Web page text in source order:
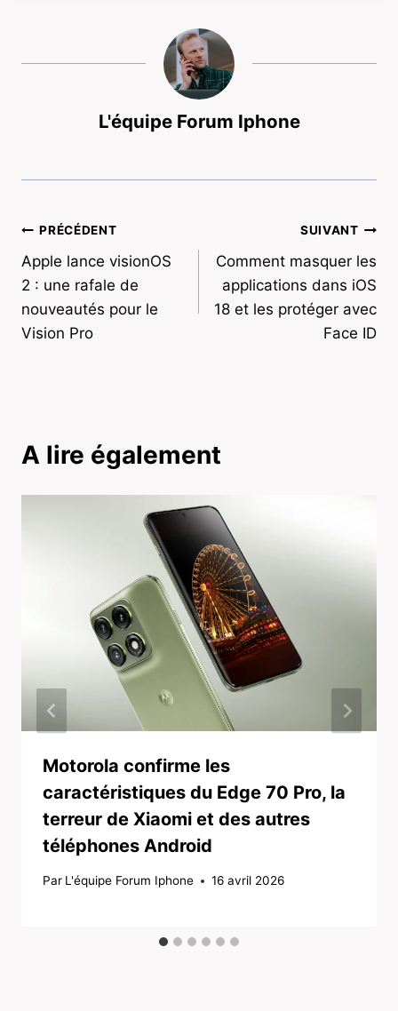
L'équipe Forum Iphone
Navigation
de
l’article
PRÉCÉDENT
Apple lance visionOS
2 : une rafale de
nouveautés pour le
Vision Pro
SUIVANT
Comment masquer les
applications dans iOS
18 et les protéger avec
Face ID
A lire également
Motorola confirme les
caractéristiques du Edge 70 Pro, la
terreur de Xiaomi et des autres
téléphones Android
Par L'équipe Forum Iphone 16 avril 2026